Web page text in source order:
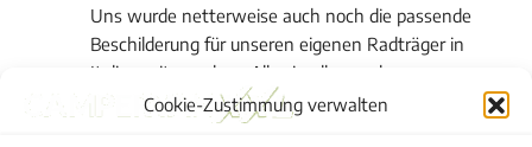
Cookie-Zustimmung verwalten
Uns wurde netterweise auch noch die passende
Beschilderung für unseren eigenen Radträger in
Italien mit gegeben. Alles in allem, sehr zu
empfehlen und wir werden auf jeden Fall in
Zukunft nochmals bei CampervanXXL mieten